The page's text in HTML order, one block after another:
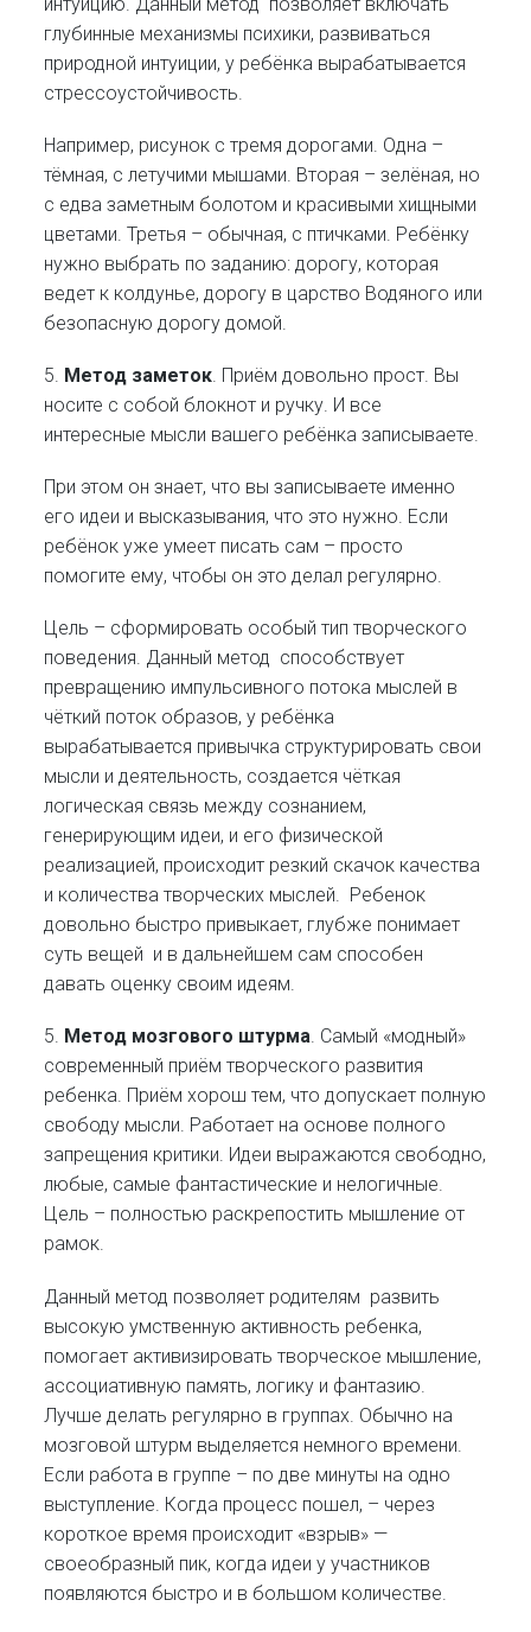
глубинные механизмы психики, развиваться
природной интуиции, у ребёнка вырабатывается
стрессоустойчивость.
Например, рисунок с тремя дорогами. Одна –
тёмная, с летучими мышами. Вторая – зелёная, но
с едва заметным болотом и красивыми хищными
цветами. Третья – обычная, с птичками. Ребёнку
нужно выбрать по заданию: дорогу, которая
ведет к колдунье, дорогу в царство Водяного или
безопасную дорогу домой.
5. Метод заметок. Приём довольно прост. Вы
носите с собой блокнот и ручку. И все
интересные мысли вашего ребёнка записываете.
При этом он знает, что вы записываете именно
его идеи и высказывания, что это нужно. Если
ребёнок уже умеет писать сам – просто
помогите ему, чтобы он это делал регулярно.
Цель – сформировать особый тип творческого
поведения. Данный метод способствует
превращению импульсивного потока мыслей в
чёткий поток образов, у ребёнка
вырабатывается привычка структурировать свои
мысли и деятельность, создается чёткая
логическая связь между сознанием,
генерирующим идеи, и его физической
реализацией, происходит резкий скачок качества
и количества творческих мыслей. Ребенок
довольно быстро привыкает, глубже понимает
суть вещей и в дальнейшем сам способен
давать оценку своим идеям.
5. Метод мозгового штурма. Самый «модный»
современный приём творческого развития
ребенка. Приём хорош тем, что допускает полную
свободу мысли. Работает на основе полного
запрещения критики. Идеи выражаются свободно,
любые, самые фантастические и нелогичные.
Цель – полностью раскрепостить мышление от
рамок.
Данный метод позволяет родителям развить
высокую умственную активность ребенка,
помогает активизировать творческое мышление,
ассоциативную память, логику и фантазию.
Лучше делать регулярно в группах. Обычно на
мозговой штурм выделяется немного времени.
Если работа в группе – по две минуты на одно
выступление. Когда процесс пошел, – через
короткое время происходит «взрыв» —
своеобразный пик, когда идеи у участников
появляются быстро и в большом количестве.